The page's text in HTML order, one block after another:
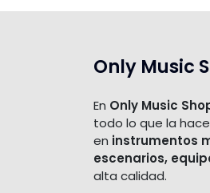
Only Music
En Only Music
todo lo que la
en instrumentos
escenarios,
alta calidad.